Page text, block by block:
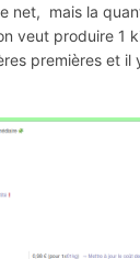
net, mais la
veut produire 1
premières et